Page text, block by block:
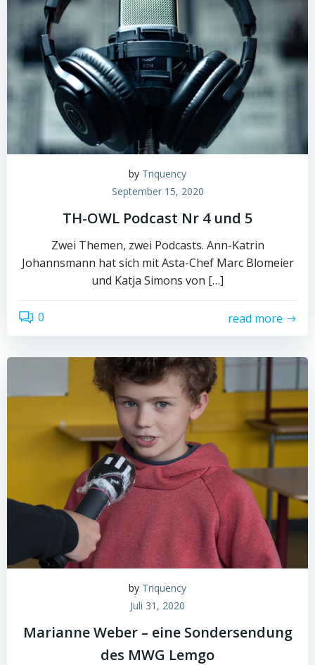
by Triquency
September 15, 2020
TH-OWL Podcast Nr 4 und 5
Zwei Themen, zwei Podcasts. Ann-Katrin
Johannsmann hat sich mit Asta-Chef Marc Blomeier
und Katja Simons von […]
0 read more
by Triquency
Juli 31, 2020
Marianne Weber – eine Sondersendung
des MWG Lemgo